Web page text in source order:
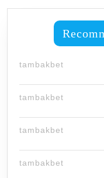
tambakbet
tambakbet
tambakbet
tambakbet